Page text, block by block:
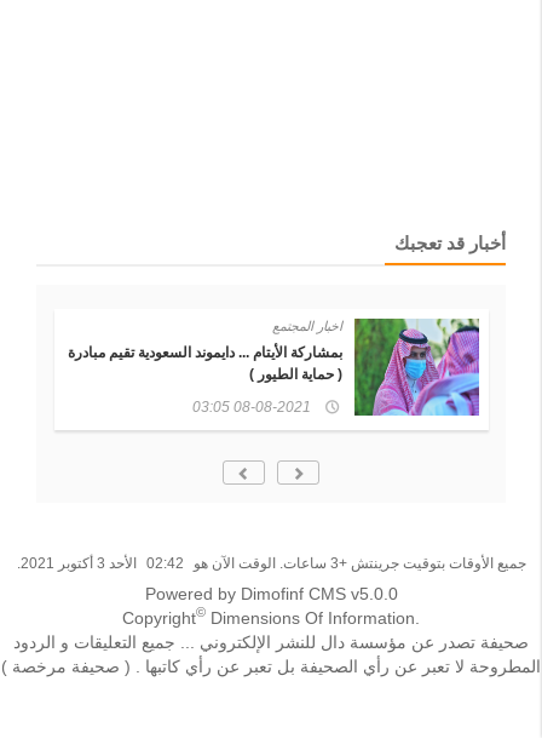
أخبار قد تعجبك
اخبار المجتمع
بمشاركة الأيتام ... دايموند السعودية تقيم مبادرة
( حماية الطيور )
08-08-2021 03:05
جميع الأوقات بتوقيت جرينتش +3 ساعات. الوقت الآن هو 02:42 الأحد 3 أكتوبر 2021.
Powered by Dimofinf CMS v5.0.0
Copyright© Dimensions Of Information.
صحيفة تصدر عن مؤسسة دال للنشر الإلكتروني ... جميع التعليقات و الردود
المطروحة لا تعبر عن رأي الصحيفة بل تعبر عن رأي كاتبها . ( صحيفة مرخصة )